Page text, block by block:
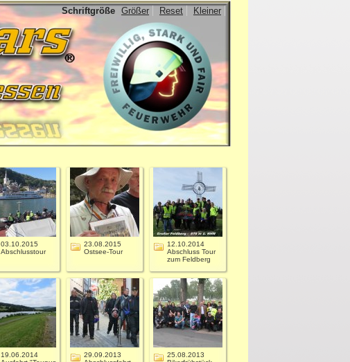
Schriftgröße Größer Reset Kleiner
03.10.2015
Abschlusstour
23.08.2015
Ostsee-Tour
12.10.2014
Abschluss Tour
zum Feldberg
19.06.2014
29.09.2013
25.08.2013